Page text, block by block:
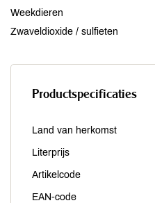
Weekdieren
Zwaveldioxide / sulfieten
Productspecificaties
Land van herkomst
Literprijs
Artikelcode
EAN-code